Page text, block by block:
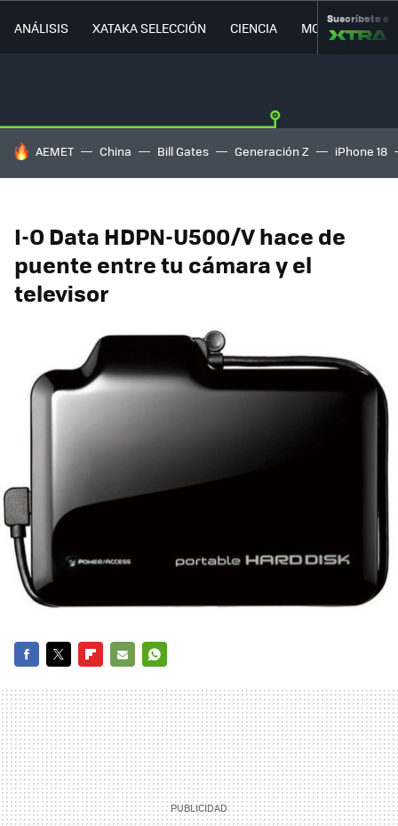
ANÁLISIS XATAKA SELECCIÓN CIENCIA MOVILIDAD
Suscríbete a
HOY SE HABLA DE
AEMET China Bill Gates Generación Z iPhone 18
I-O Data HDPN-U500/V hace de
puente entre tu cámara y el
televisor
MAIL